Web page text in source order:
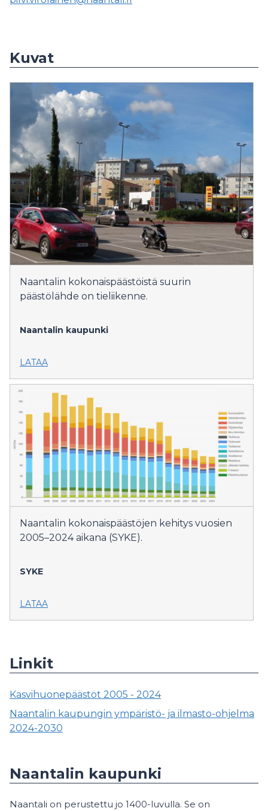
Kuvat
Naantalin kokonaispäästöistä suurin
päästölähde on tieliikenne.
Naantalin kaupunki
LATAA
Naantalin kokonaispäästöjen kehitys vuosien
2005–2024 aikana (SYKE).
SYKE
LATAA
Linkit
Kasvihuonepäästöt 2005 - 2024
Naantalin kaupungin ympäristö- ja ilmasto-ohjelma
2024-2030
Naantalin kaupunki
Naantali on perustettu jo 1400-luvulla. Se on